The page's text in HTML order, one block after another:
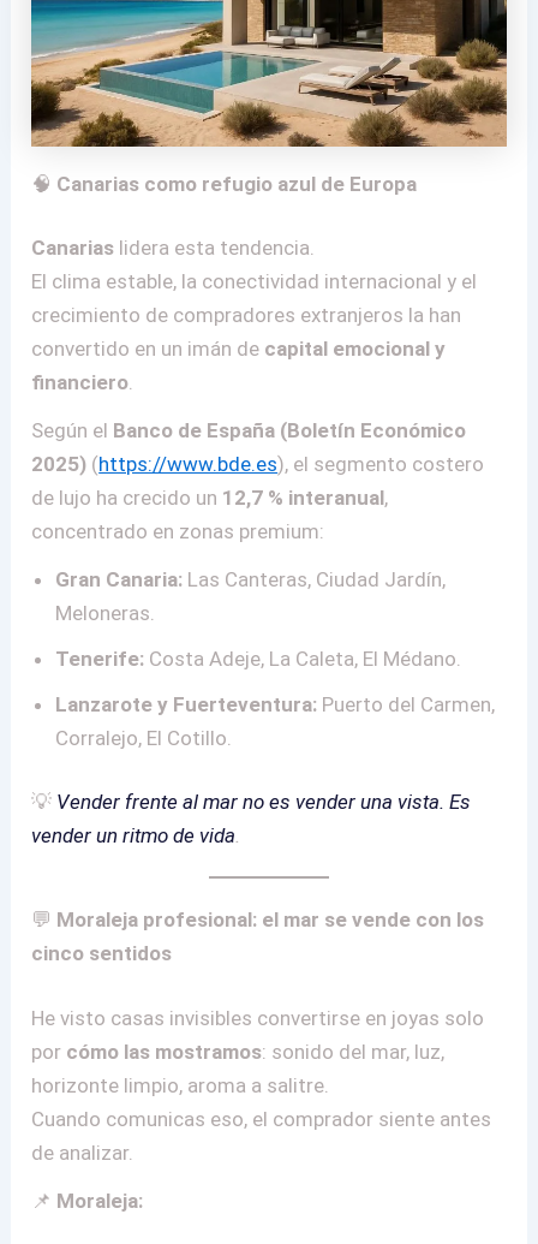
🧠 Canarias como refugio azul de Europa
Canarias lidera esta tendencia.
El clima estable, la conectividad internacional y el
crecimiento de compradores extranjeros la han
convertido en un imán de capital emocional y
financiero.
Según el Banco de España (Boletín Económico
2025) (https://www.bde.es), el segmento costero
de lujo ha crecido un 12,7 % interanual,
concentrado en zonas premium:
Gran Canaria: Las Canteras, Ciudad Jardín,
Meloneras.
Tenerife: Costa Adeje, La Caleta, El Médano.
Lanzarote y Fuerteventura: Puerto del Carmen,
Corralejo, El Cotillo.
💡 Vender frente al mar no es vender una vista. Es
vender un ritmo de vida.
💬 Moraleja profesional: el mar se vende con los
cinco sentidos
He visto casas invisibles convertirse en joyas solo
por cómo las mostramos: sonido del mar, luz,
horizonte limpio, aroma a salitre.
Cuando comunicas eso, el comprador siente antes
de analizar.
📌 Moraleja: